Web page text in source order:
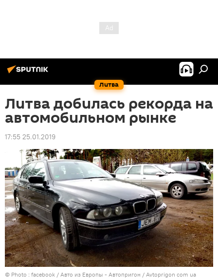
Литва
Литва добилась рекорда на
автомобильном рынке
17:55 25.01.2019
© Photo : facebook / Авто из Европы - Автопригон / Avtoprigon com ua